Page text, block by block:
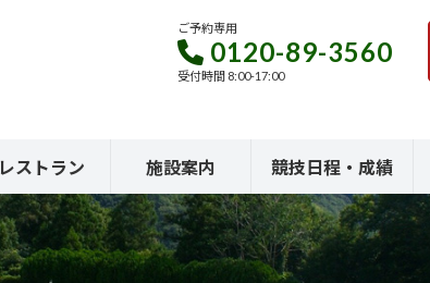
ご予約専用
0120-89-3560
受付時間 8:00-17:00
レストラン 施設案内 競技日程・成績